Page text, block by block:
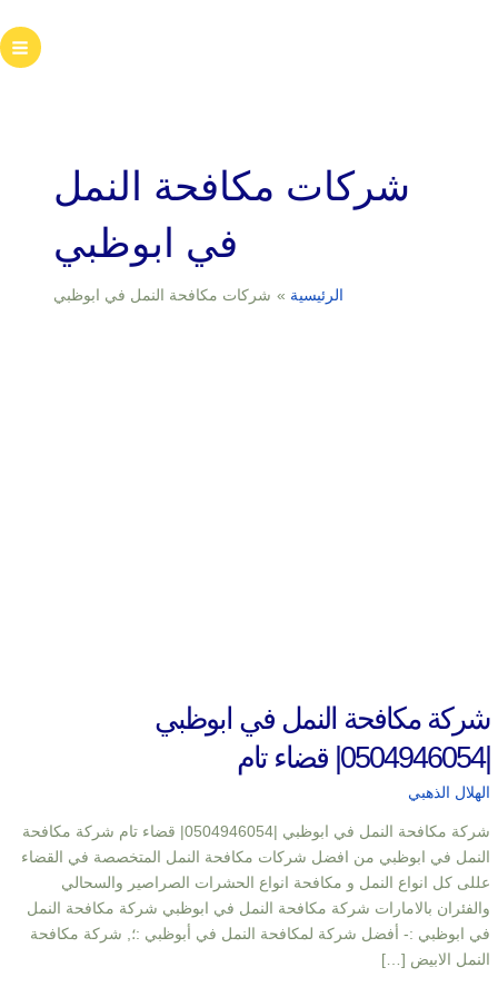
شركات مكافحة النمل
في ابوظبي
الرئيسية شركات مكافحة النمل في ابوظبي
شركة مكافحة النمل في ابوظبي
|0504946054| قضاء تام
الهلال الذهبي
شركة مكافحة النمل في ابوظبي |0504946054| قضاء تام شركة مكافحة
النمل في ابوظبي من افضل شركات مكافحة النمل المتخصصة في القضاء
عللى كل انواع النمل و مكافحة انواع الحشرات الصراصير والسحالي
والفئران بالامارات شركة مكافحة النمل في ابوظبي شركة مكافحة النمل
في ابوظبي :- أفضل شركة لمكافحة النمل في أبوظبي :؛, شركة مكافحة
النمل الابيض […]